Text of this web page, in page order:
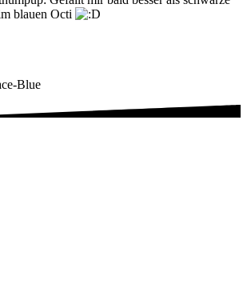
blauen Octi
Blue